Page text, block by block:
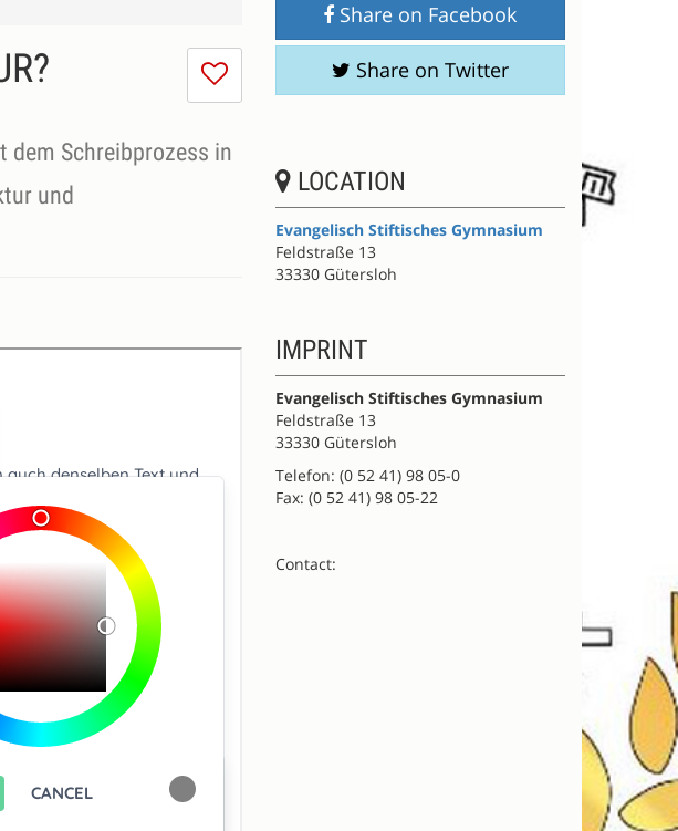
I
don't
this
session
dem Schreibprozess in
und
Share on Facebook
Share on Twitter
LOCATION
Evangelisch Stiftisches Gymnasium
Feldstraße 13
33330 Gütersloh
IMPRINT
Evangelisch Stiftisches Gymnasium
Feldstraße 13
33330 Gütersloh
Telefon: (0 52 41) 98 05-0
Fax: (0 52 41) 98 05-22
Contact: